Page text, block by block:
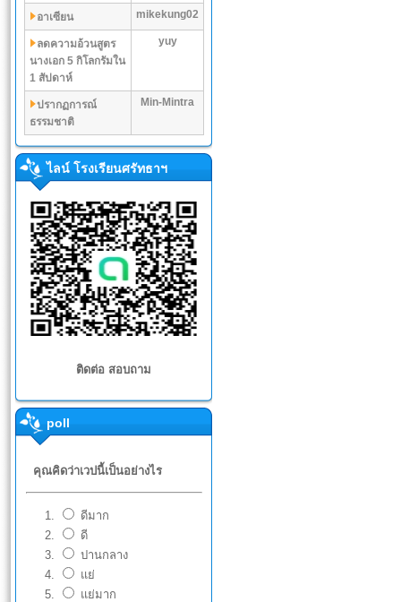
อาเซียน
mikekung02
ลดความอ้วนสูตร
นางเอก 5 กิโลกรัมใน
1 สัปดาห์
yuy
ปรากฏการณ์
ธรรมชาติ
Min-Mintra
ไลน์ โรงเรียนศรัทธาฯ
ติดต่อ สอบถาม
poll
คุณคิดว่าเวปนี้เป็นอย่างไร
ดีมาก
ดี
ปานกลาง
แย่
แย่มาก